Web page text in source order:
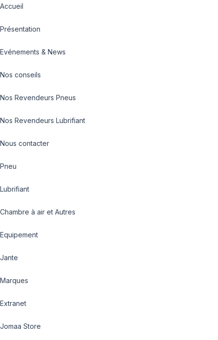
Accueil
Présentation
Evénements & News
Nos conseils
Nos Revendeurs Pneus
Nos Revendeurs Lubrifiant
Nous contacter
Pneu
Lubrifiant
Chambre à air et Autres
Equipement
Jante
Marques
Extranet
Jomaa Store